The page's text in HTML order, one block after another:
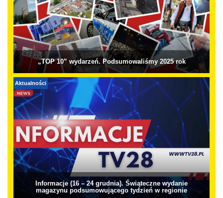
„TOP 10” wydarzeń. Podsumowaliśmy 2025 rok
Aktualności
Informacje (16 – 24 grudnia). Świąteczne wydanie
magazynu podsumowującego tydzień w regionie